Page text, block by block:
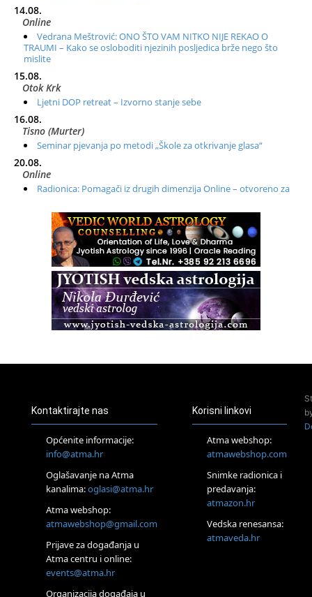
14.08.
Online
Vedrana Meštrović: ONO ŠTO VAM NITKO NIJE REKAO O
TRAUMI – Kako se osloboditi njezinih posljedica brže nego što
mislite
15.08.
Otok Krk
Ljetni DOP retreat – Izvorno stanje sebe
16.08.
Tisno (Murter)
Seminar pjevanja po metodi „Škole za otkrivanje glasa“
20.08.
Online
Radionica: Pomagači iz drugih dimenzija Online – otvoreno za
Zagreb+Online
Osnovni ThetaHealing® tečaj, Zagreb i Online
Access BARS®, otpusti stres
Access Energetski Facelift®
Tečaj Višeg Vodstva, razvijanja intuicije i Akaša zapisa
26.08.
Postanite Nositelj Vibracije Nove Zemlje
Visoko
Alemka Dauskardt – Jednodnevna radionica sistemskih
Zagreb
HOD PO ŽERAVICI – Seminar koji mijenja tijelo, duh i um
SoulFest – Festival glazbe, mudrosti i zajedništva
Radoboj
Noćna šumska kupka
Kontaktirajte nas
Općenite informacije:
info@atma.hr
Oglašavanje na Atma
kanalima:oglasi@atma.hr
Atma webshop:
atmawebshop@gmail.com
Prijave za događanja u
Atma centru i online:
events@atma.hr
Organizacija događaja u
Korisni linkovi
Atma webshop:
atmawebshop.com
Snimke radionica i
predavanja:
atmazon.hr
Vedska renesansa:
atmaveda.hr